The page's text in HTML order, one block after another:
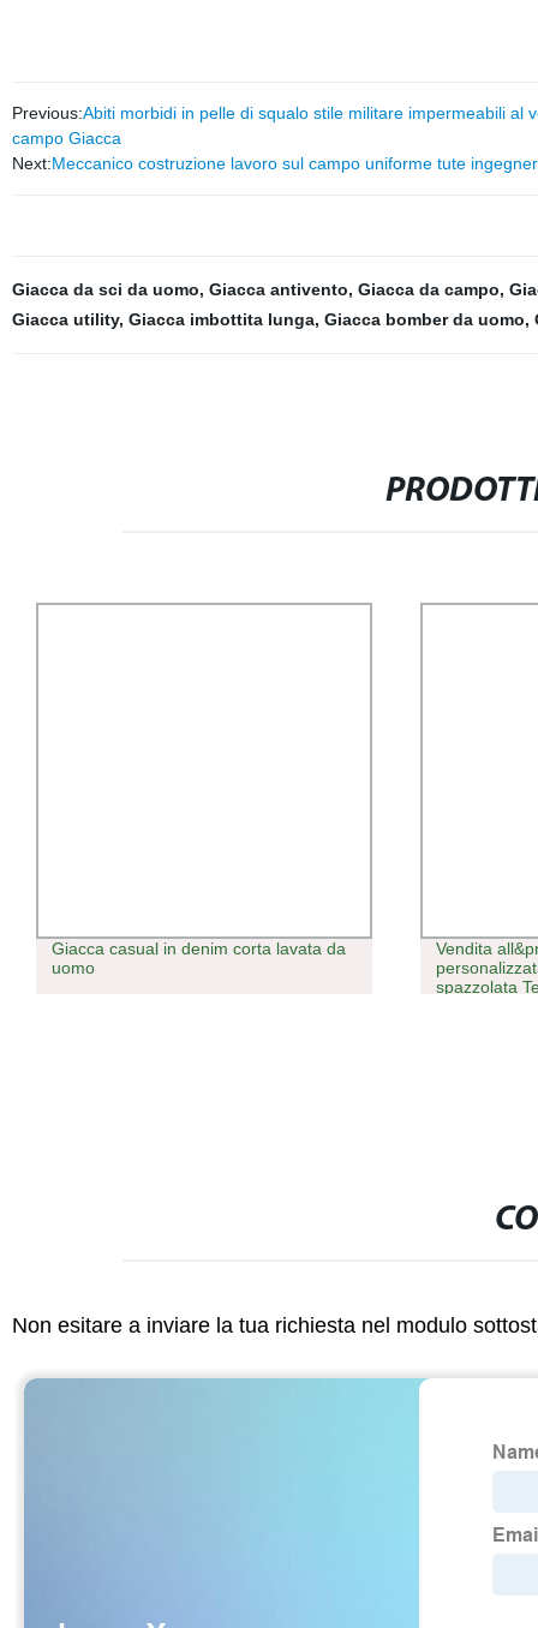
Previous:Abiti morbidi in pelle di squalo stile militare impermeabili
campo Giacca
Next:Meccanico costruzione lavoro sul campo uniforme tute
Giacca da sci da uomo, Giacca antivento, Giacca da campo,
Giacca utility, Giacca imbottita lunga, Giacca bomber da uomo,
Giacca casual in denim corta lavata da
uomo
Vendita
spazzolata
Non esitare a inviare la tua richiesta nel modulo